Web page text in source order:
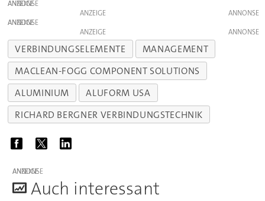
ANZEIGE
ANZEIGE
ANZEIGE
ANZEIGE
VERBINDUNGSELEMENTE
MANAGEMENT
MACLEAN-FOGG COMPONENT SOLUTIONS
ALUMINIUM
ALUFORM USA
RICHARD BERGNER VERBINDUNGSTECHNIK
ANZEIGE
Auch interessant